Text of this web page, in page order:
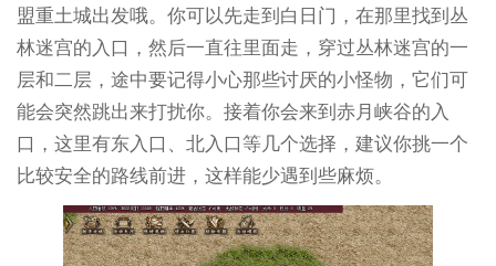
盟重土城出发哦。你可以先走到白日门，在那里找到丛
林迷宫的入口，然后一直往里面走，穿过丛林迷宫的一
层和二层，途中要记得小心那些讨厌的小怪物，它们可
能会突然跳出来打扰你。接着你会来到赤月峡谷的入
口，这里有东入口、北入口等几个选择，建议你挑一个
比较安全的路线前进，这样能少遇到些麻烦。